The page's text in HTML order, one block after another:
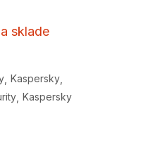
sklade
Kaspersky
Kaspersky